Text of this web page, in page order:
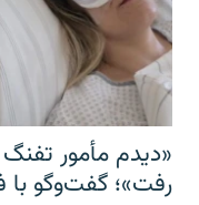
«دیدم مأمور
رفت»؛ گفت‌و‌گو با